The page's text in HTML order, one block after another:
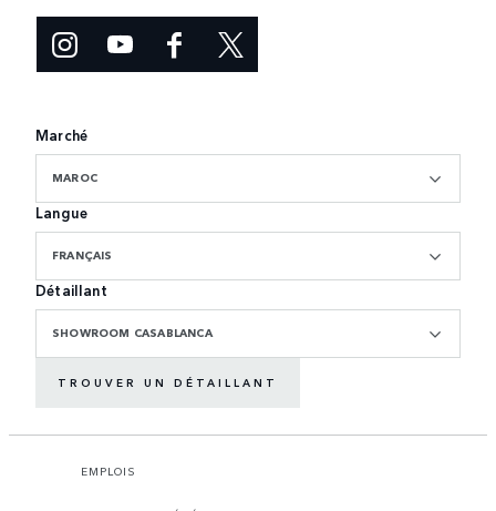
Marché
MAROC
Langue
FRANÇAIS
Détaillant
SHOWROOM CASABLANCA
TROUVER UN DÉTAILLANT
EMPLOIS